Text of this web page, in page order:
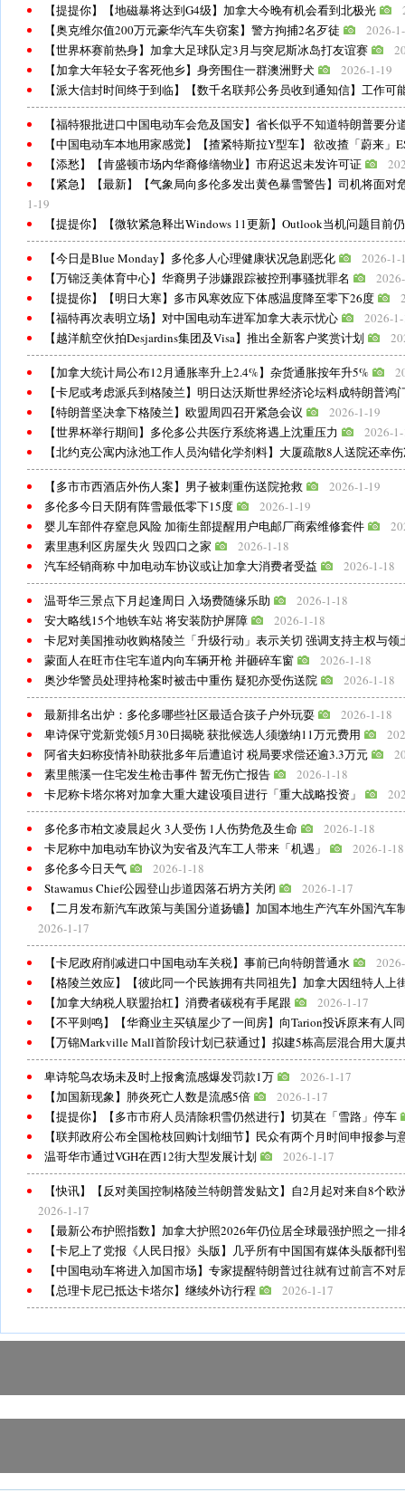
【提提你】【地磁暴将达到G4级】加拿大今晚有机会看到北极光
【奥克维尔值200万元豪华汽车失窃案】警方拘捕2名歹徒
2026-
【世界杯赛前热身】加拿大足球队定3月与突尼斯冰岛打友谊赛
【加拿大年轻女子客死他乡】身旁围住一群澳洲野犬
2026-1-19
【派大信封时间终于到临】【数千名联邦公务员收到通知信】工作可
【福特狠批进口中国电动车会危及国安】省长似乎不知道特朗普要分
【中国电动车本地用家感觉】【揸紧特斯拉Y型车】 欲改揸「蔚来」
【添愁】【肯盛顿市场内华裔修缮物业】市府迟迟未发许可证
【紧急】【最新】【气象局向多伦多发出黄色暴雪警告】司机将面对
1-19
【提提你】【微软紧急释出Windows 11更新】Outlook当机问题目前
【今日是Blue Monday】多伦多人心理健康状况急剧恶化
2026-1-
【万锦泛美体育中心】华裔男子涉嫌跟踪被控刑事骚扰罪名
【提提你】【明日大寒】多市风寒效应下体感温度降至零下26度
【福特再次表明立场】对中国电动车进军加拿大表示忧心
2026-
【越洋航空伙拍Desjardins集团及Visa】推出全新客户奖赏计划
【加拿大统计局公布12月通胀率升上2.4%】杂货通胀按年升5%
【卡尼或考虑派兵到格陵兰】明日达沃斯世界经济论坛料成特朗普鸿
【特朗普坚决拿下格陵兰】欧盟周四召开紧急会议
2026-1-19
【世界杯举行期间】多伦多公共医疗系统将遇上沈重压力
2026-
【北约克公寓内泳池工作人员沟错化学剂料】大厦疏散8人送院还幸
【多市市西酒店外伤人案】男子被刺重伤送院抢救
2026-1-19
多伦多今日天阴有阵雪最低零下15度
2026-1-19
婴儿车部件存窒息风险 加衞生部提醒用户电邮厂商索维修套件
素里惠利区房屋失火 毁四口之家
2026-1-18
汽车经销商称 中加电动车协议或让加拿大消费者受益
2026-1-18
温哥华三景点下月起逢周日 入场费随缘乐助
2026-1-18
安大略线15个地铁车站 将安装防护屏障
2026-1-18
卡尼对美国推动收购格陵兰「升级行动」表示关切 强调支持主权与领
蒙面人在旺市住宅车道内向车辆开枪 并砸碎车窗
2026-1-18
奥沙华警员处理持枪案时被击中重伤 疑犯亦受伤送院
2026-1-18
最新排名出炉：多伦多哪些社区最适合孩子户外玩耍
2026-1-18
卑诗保守党新党领5月30日揭晓 获批候选人须缴纳11万元费用
阿省夫妇称疫情补助获批多年后遭追讨 税局要求偿还逾3.3万元
素里熊溪一住宅发生枪击事件 暂无伤亡报告
2026-1-18
卡尼称卡塔尔将对加拿大重大建设项目进行「重大战略投资」
多伦多市柏文凌晨起火 3人受伤 1人伤势危及生命
2026-1-18
卡尼称中加电动车协议为安省及汽车工人带来「机遇」
2026-1-18
多伦多今日天气
2026-1-18
Stawamus Chief公园登山步道因落石坍方关闭
2026-1-17
【二月发布新汽车政策与美国分道扬镳】加国本地生产汽车外国汽车
2026-1-17
【卡尼政府削减进口中国电动车关税】事前已向特朗普通水
【格陵兰效应】【彼此同一个民族拥有共同祖先】加拿大因纽特人上
【加拿大纳税人联盟抬杠】消费者碳税有手尾跟
2026-1-17
【不平则鸣】【华裔业主买镇屋少了一间房】向Tarion投诉原来有人
【万锦Markville Mall首阶段计划已获通过】拟建5栋高层混合用大厦
卑诗鸵鸟农场未及时上报禽流感爆发罚款1万
2026-1-17
【加国新现象】肺炎死亡人数是流感5倍
2026-1-17
【提提你】【多市市府人员清除积雪仍然进行】切莫在「雪路」停车
【联邦政府公布全国枪枝回购计划细节】民众有两个月时间申报参与
温哥华市通过VGH在西12街大型发展计划
2026-1-17
【快讯】【反对美国控制格陵兰特朗普发贴文】自2月起对来自8个欧
2026-1-17
【最新公布护照指数】加拿大护照2026年仍位居全球最强护照之一排
【卡尼上了党报《人民日报》头版】几乎所有中国国有媒体头版都刊
【中国电动车将进入加国市场】专家提醒特朗普过往就有过前言不对
【总理卡尼已抵达卡塔尔】继续外访行程
2026-1-17